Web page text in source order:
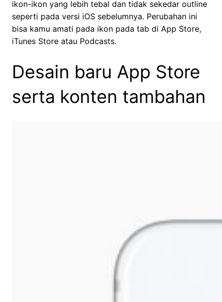
ikon-ikon yang lebih tebal dan tidak sekedar outline
seperti pada versi iOS sebelumnya. Perubahan ini
bisa kamu amati pada ikon pada tab di App Store,
iTunes Store atau Podcasts.
Desain baru App Store
serta konten tambahan